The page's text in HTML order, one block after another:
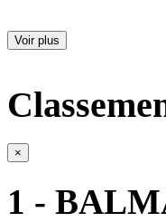
Voir plus
×
1 -